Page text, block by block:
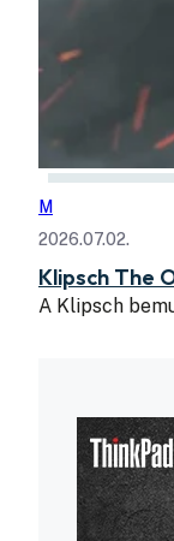
M
2026.07.02.
Klipsch The
A Klipsch